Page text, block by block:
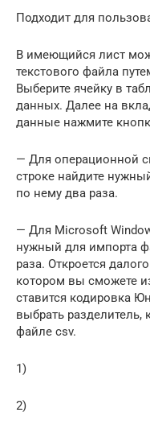
Подходит для
В имеющийся лист
текстового файла
Выберите ячейку в
данных. Далее на
данные нажмите
— Для операционной
строке найдите
по нему два раза.
— Для Microsoft
нужный для импорта
раза. Откроется
котором вы сможете
ставится кодировка
выбрать разделитель,
файле csv.
1)
2)